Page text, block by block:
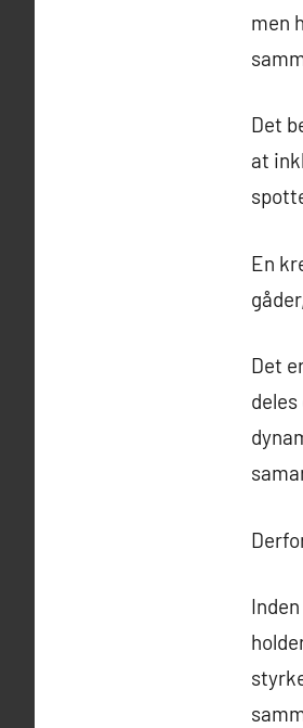
men
Det
at
En
Det